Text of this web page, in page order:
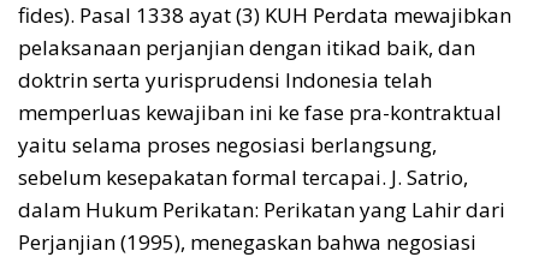
fides). Pasal 1338 ayat (3) KUH Perdata mewajibkan
pelaksanaan perjanjian dengan itikad baik, dan
doktrin serta yurisprudensi Indonesia telah
memperluas kewajiban ini ke fase pra-kontraktual
yaitu selama proses negosiasi berlangsung,
sebelum kesepakatan formal tercapai. J. Satrio,
dalam Hukum Perikatan: Perikatan yang Lahir dari
Perjanjian (1995), menegaskan bahwa negosiasi